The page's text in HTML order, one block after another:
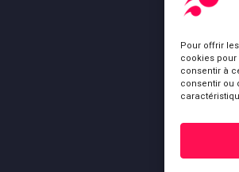
Pour offrir
cookies
consentir à
consentir ou
Sous-total :
Voir le